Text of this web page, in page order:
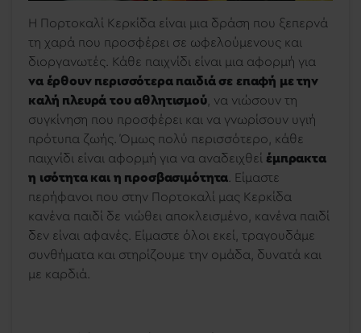
Η Πορτοκαλί Κερκίδα είναι μια δράση που ξεπερνά
τη χαρά που προσφέρει σε ωφελούμενους και
διοργανωτές. Κάθε παιχνίδι είναι μια αφορμή για
να έρθουν περισσότερα παιδιά σε επαφή με την
καλή πλευρά του αθλητισμού, να νιώσουν τη
συγκίνηση που προσφέρει και να γνωρίσουν υγιή
πρότυπα ζωής. Όμως πολύ περισσότερο, κάθε
παιχνίδι είναι αφορμή για να αναδειχθεί έμπρακτα
η ισότητα και η προσβασιμότητα . Είμαστε
περήφανοι που στην Πορτοκαλί μας Κερκίδα
κανένα παιδί δε νιώθει αποκλεισμένο, κανένα παιδί
δεν είναι αφανές. Είμαστε όλοι εκεί, τραγουδάμε
συνθήματα και στηρίζουμε την ομάδα, δυνατά και
με καρδιά.